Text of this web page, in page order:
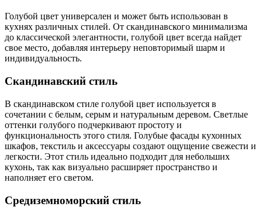
Голубой цвет универсален и может быть использован в
кухнях различных стилей. От скандинавского минимализма
до классической элегантности, голубой цвет всегда найдет
свое место, добавляя интерьеру неповторимый шарм и
индивидуальность.
Скандинавский стиль
В скандинавском стиле голубой цвет используется в
сочетании с белым, серым и натуральным деревом. Светлые
оттенки голубого подчеркивают простоту и
функциональность этого стиля. Голубые фасады кухонных
шкафов, текстиль и аксессуары создают ощущение свежести и
легкости. Этот стиль идеально подходит для небольших
кухонь, так как визуально расширяет пространство и
наполняет его светом.
Средиземноморский стиль